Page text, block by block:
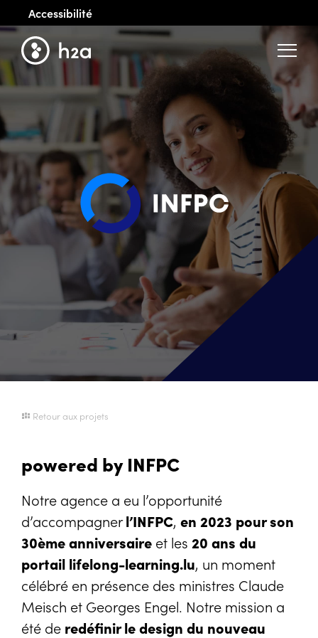
Accessibilité
Menu
Retour aux projets
powered by INFPC
Notre agence a eu l’opportunité
d’accompagnerl’INFPC, en 2023 pour son
30ème anniversaire et les 20 ans du
portail lifelong-learning.lu, un moment
célébré en présence des ministres Claude
Meisch et Georges Engel. Notre mission a
été de redéfinir le design du nouveau